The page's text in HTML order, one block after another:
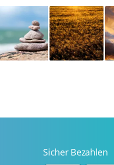
Sicher Bezahlen